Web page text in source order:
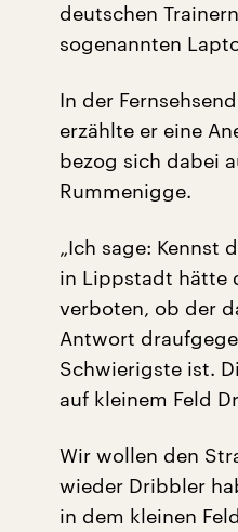
deutschen
sogenannten
In der
erzählte er eine
bezog sich dabei
Rummenigge.
„Ich sage: Kennst
in Lippstadt hätte
verboten, ob der
Antwort
Schwierigste ist.
auf kleinem Feld
Wir wollen den
wieder Dribbler
in dem kleinen